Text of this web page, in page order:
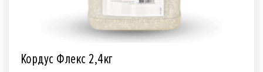
Кордус Флекс 2,4кг